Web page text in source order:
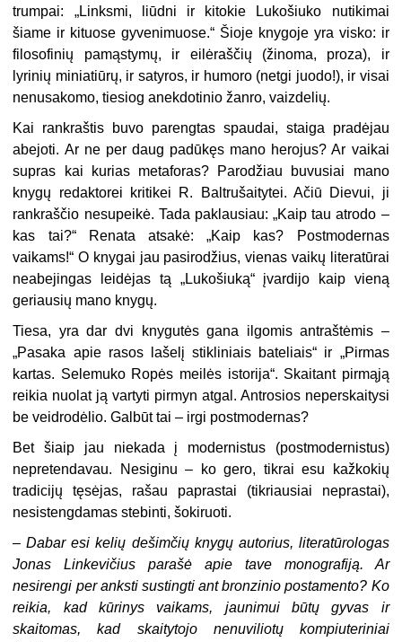
trumpai: „Linksmi, liūdni ir kitokie Lukošiuko nutikimai
šiame ir kituose gyvenimuose.“ Šioje knygoje yra visko: ir
filosofinių pamąstymų, ir eilėraščių (žinoma, proza), ir
lyrinių miniatiūrų, ir satyros, ir humoro (netgi juodo!), ir visai
nenusakomo, tiesiog anekdotinio žanro, vaizdelių.
Kai rankraštis buvo parengtas spaudai, staiga pradėjau
abejoti. Ar ne per daug padūkęs mano herojus? Ar vaikai
supras kai kurias metaforas? Parodžiau buvusiai mano
knygų redaktorei kritikei R. Baltrušaitytei. Ačiū Dievui, ji
rankraščio nesupeikė. Tada paklausiau: „Kaip tau atrodo –
kas tai?“ Renata atsakė: „Kaip kas? Postmodernas
vaikams!“ O knygai jau pasirodžius, vienas vaikų literatūrai
neabejingas leidėjas tą „Lukošiuką“ įvardijo kaip vieną
geriausių mano knygų.
Tiesa, yra dar dvi knygutės gana ilgomis antraštėmis –
„Pasaka apie rasos lašelį stikliniais bateliais“ ir „Pirmas
kartas. Selemuko Ropės meilės istorija“. Skaitant pirmąją
reikia nuolat ją vartyti pirmyn atgal. Antrosios neperskaitysi
be veidrodėlio. Galbūt tai – irgi postmodernas?
Bet šiaip jau niekada į modernistus (postmodernistus)
nepretendavau. Nesiginu – ko gero, tikrai esu kažkokių
tradicijų tęsėjas, rašau paprastai (tikriausiai neprastai),
nesistengdamas stebinti, šokiruoti.
– Dabar esi kelių dešimčių knygų autorius, literatūrologas
Jonas Linkevičius parašė apie tave monografiją. Ar
nesirengi per anksti sustingti ant bronzinio postamento? Ko
reikia, kad kūrinys vaikams, jaunimui būtų gyvas ir
skaitomas, kad skaitytojo nenuviliotų kompiuteriniai